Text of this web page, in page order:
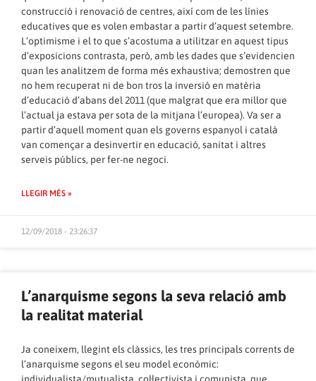
construcció i renovació de centres, així com de les línies
educatives que es volen embastar a partir d’aquest setembre.
L’optimisme i el to que s’acostuma a utilitzar en aquest tipus
d’exposicions contrasta, però, amb les dades que s’evidencien
quan les analitzem de forma més exhaustiva; demostren que
no hem recuperat ni de bon tros la inversió en matèria
d’educació d’abans del 2011 (que malgrat que era millor que
l’actual ja estava per sota de la mitjana l’europea). Va ser a
partir d’aquell moment quan els governs espanyol i català
van començar a desinvertir en educació, sanitat i altres
serveis públics, per fer-ne negoci.
LLEGIR MÉS »
12/09/2018 - 23:26:37
L’anarquisme segons la seva relació amb
la realitat material
Ja coneixem, llegint els clàssics, les tres principals corrents de
l’anarquisme segons el seu model econòmic:
individualista/mutualista, col·lectivista i comunista, que